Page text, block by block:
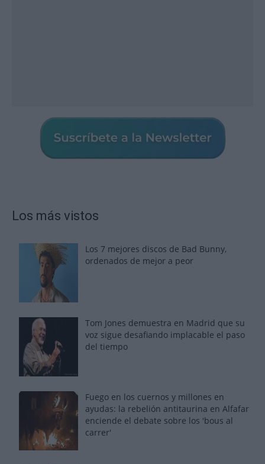
Los más vistos
Los 7 mejores discos de Bad Bunny,
ordenados de mejor a peor
Tom Jones demuestra en Madrid que su
voz sigue desafiando implacable el paso
del tiempo
Fuego en los cuernos y millones en
ayudas: la rebelión antitaurina en Alfafar
enciende el debate sobre los 'bous al
carrer'